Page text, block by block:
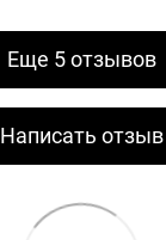
Еще 5 отзывов
Написать отзыв